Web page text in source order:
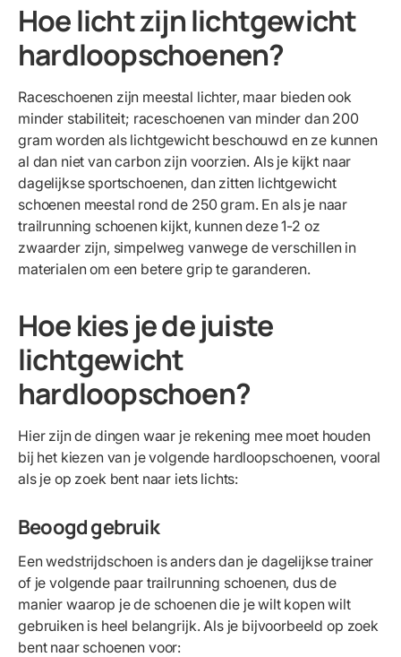
Hoe licht zijn lichtgewicht
hardloopschoenen?
Raceschoenen zijn meestal lichter, maar bieden ook
minder stabiliteit; raceschoenen van minder dan 200
gram worden als lichtgewicht beschouwd en ze kunnen
al dan niet van carbon zijn voorzien. Als je kijkt naar
dagelijkse sportschoenen, dan zitten lichtgewicht
schoenen meestal rond de 250 gram. En als je naar
trailrunning schoenen kijkt, kunnen deze 1-2 oz
zwaarder zijn, simpelweg vanwege de verschillen in
materialen om een betere grip te garanderen.
Hoe kies je de juiste
lichtgewicht
hardloopschoen?
Hier zijn de dingen waar je rekening mee moet houden
bij het kiezen van je volgende hardloopschoenen, vooral
als je op zoek bent naar iets lichts:
Beoogd gebruik
Een wedstrijdschoen is anders dan je dagelijkse trainer
of je volgende paar trailrunning schoenen, dus de
manier waarop je de schoenen die je wilt kopen wilt
gebruiken is heel belangrijk. Als je bijvoorbeeld op zoek
bent naar schoenen voor: